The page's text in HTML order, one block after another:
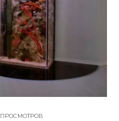
ПРОСМОТРОВ